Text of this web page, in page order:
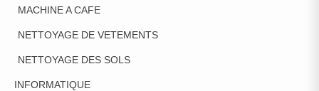
MACHINE A CAFE
NETTOYAGE DE VETEMENTS
NETTOYAGE DES SOLS
INFORMATIQUE